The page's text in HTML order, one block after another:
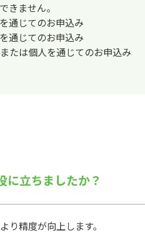
ません。
通じてのお申込み
通じてのお申込み
たは個人を通じてのお申込み
に立ちましたか？
り精度が向上します。